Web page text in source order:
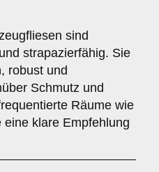
sind
strapazierfähig. Sie
robust und
Schmutz und
Räume wie
klare Empfehlung